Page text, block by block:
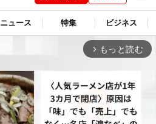
ニュース 特集 ビジネス
arrow_forward_ios もっと読む